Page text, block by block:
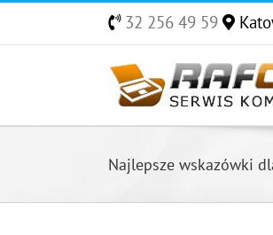
32 256 49 59
Najlepsze wskazówki